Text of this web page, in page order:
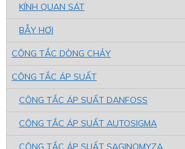
KÍNH QUAN SÁT
BẪY HƠI
CÔNG TẮC DÒNG CHẢY
CÔNG TẮC ÁP SUẤT
CÔNG TẮC ÁP SUẤT DANFOSS
CÔNG TẮC ÁP SUẤT AUTOSIGMA
CÔNG TẮC ÁP SUẤT SAGINOMYZA